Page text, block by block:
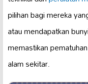
pilihan bagi mereka
atau mendapatkan
memastikan
alam sekitar.